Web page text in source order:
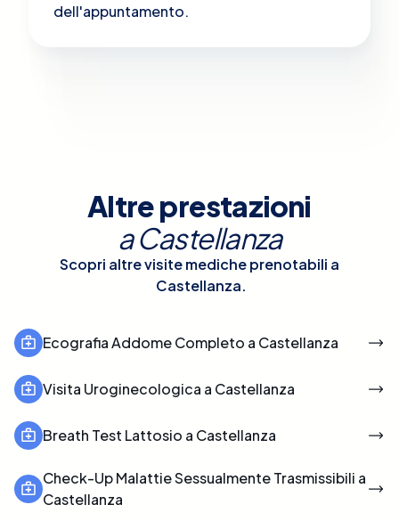
dell'appuntamento.
Altre prestazioni
aCastellanza
Scopri altre visite mediche prenotabili a
Castellanza.
Ecografia Addome Completo a Castellanza
Visita Uroginecologica a Castellanza
Breath Test Lattosio a Castellanza
Check-Up Malattie Sessualmente Trasmissibili a
Castellanza